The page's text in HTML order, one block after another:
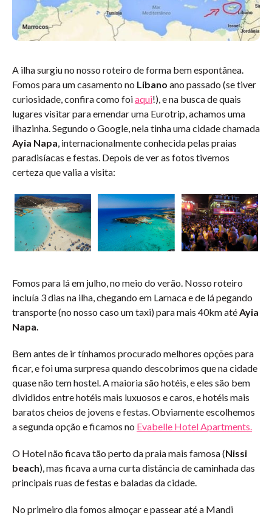
A ilha surgiu no nosso roteiro de forma bem espontânea.
Fomos para um casamento no Líbano ano passado (se tiver
curiosidade, confira como foiaqui!), e na busca de quais
lugares visitar para emendar uma Eurotrip, achamos uma
ilhazinha. Segundo o Google, nela tinha uma cidade chamada
Ayia Napa, internacionalmente conhecida pelas praias
paradisíacas e festas. Depois de ver as fotos tivemos
certeza que valia a visita:
Fomos para lá em julho, no meio do verão. Nosso roteiro
incluía 3 dias na ilha, chegando em Larnaca e de lá pegando
transporte (no nosso caso um taxi) para mais 40km atéAyia
Napa.
Bem antes de ir tínhamos procurado melhores opções para
ficar, e foi uma surpresa quando descobrimos que na cidade
quase não tem hostel. A maioria são hotéis, e eles são bem
divididos entre hotéis mais luxuosos e caros, e hotéis mais
baratos cheios de jovens e festas. Obviamente escolhemos
a segunda opção e ficamos no Evabelle Hotel Apartments.
O Hotel não ficava tão perto da praia mais famosa (Nissi
beach), mas ficava a uma curta distância de caminhada das
principais ruas de festas e baladas da cidade.
No primeiro dia fomos almoçar e passear até a Mandi